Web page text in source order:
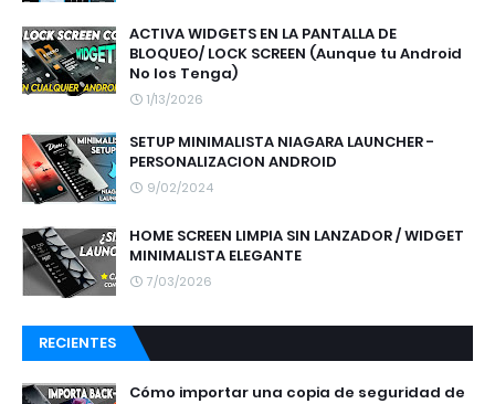
ACTIVA WIDGETS EN LA PANTALLA DE
BLOQUEO/ LOCK SCREEN (Aunque tu Android
No los Tenga)
1/13/2026
SETUP MINIMALISTA NIAGARA LAUNCHER -
PERSONALIZACION ANDROID
9/02/2024
HOME SCREEN LIMPIA SIN LANZADOR / WIDGET
MINIMALISTA ELEGANTE
7/03/2026
RECIENTES
Cómo importar una copia de seguridad de